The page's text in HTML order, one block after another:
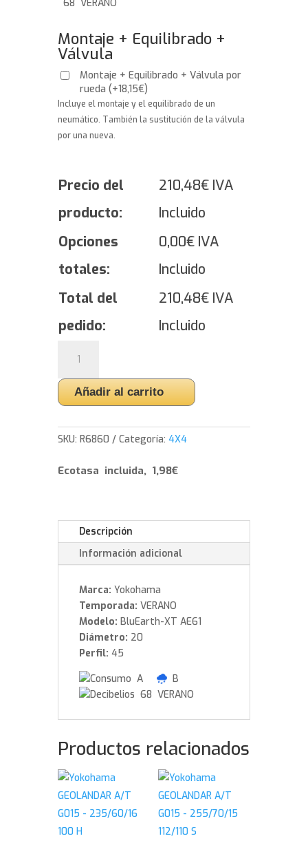
68 VERANO
Montaje + Equilibrado +
Válvula
Montaje + Equilibrado + Válvula por
rueda(+18,15€)
Incluye el montaje y el equilibrado de un
neumático. También la sustitución de la válvula
por una nueva.
Precio del
producto:
210,48€ IVA
Incluido
Opciones
totales:
0,00€ IVA
Incluido
Total del
pedido:
210,48€ IVA
Incluido
BluEarth-
XT
AE61
245/45/20
103
cantidad
Añadir al carrito
SKU:R6860 Categoría:4X4
Ecotasa incluida, 1,98€
Descripción
Información adicional
Marca: Yokohama
Temporada: VERANO
Modelo: BluEarth-XT AE61
Diámetro: 20
Perfil: 45
A
B
68 VERANO
Productos relacionados